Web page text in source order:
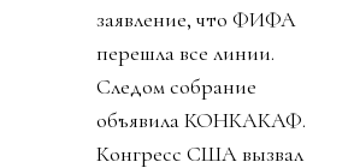
заявление, что ФИФА
перешла все линии.
Следом собрание
объявила КОНКАКАФ.
Конгресс США вызвал